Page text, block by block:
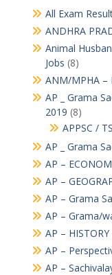
All Exam
ANDHRA
Animal
Jobs (8)
ANM/MPHA –
AP _ Grama
2019 (8)
APPSC /
AP _ Grama
AP –
AP –
AP – Grama
AP – Grama/
AP – HISTORY
AP –
AP –